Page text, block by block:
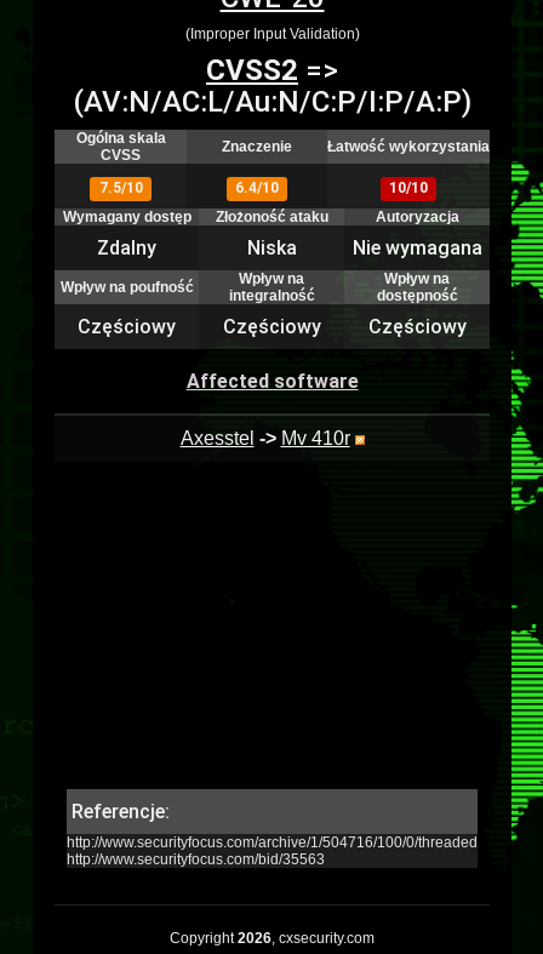
(Improper Input Validation)
CVSS2 =>
(AV:N/AC:L/Au:N/C:P/I:P/A:P)
Ogólna skala
CVSS
Znaczenie Łatwość wykorzystania
7.5/10 6.4/10
10/10
Wymagany dostęp
Złożoność ataku Autoryzacja
Zdalny Niska Nie wymagana
Wpływ na poufność
Wpływ na
integralność
Wpływ na
dostępność
Częściowy Częściowy Częściowy
Affected software
Axesstel -> Mv 410r
Referencje:
http://www.securityfocus.com/archive/1/504716/100/0/threaded
http://www.securityfocus.com/bid/35563
Copyright2026, cxsecurity.com